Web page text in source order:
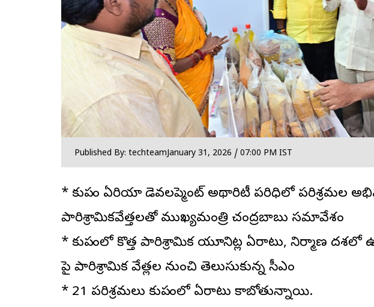
Published By: techteamJanuary 31, 2026 / 07:00 PM IST
* కుప్పం ఏరియా డెవలప్మెంట్ అథారిటీ పరిధిలో పరిశ్రమల
పారిశ్రామికవేత్తలతో ముఖ్యమంత్రి చంద్రబాబు సమావేశం
* కుప్పంలో కొత్త పారిశ్రామిక యూనిట్ల ఏర్పాటు, నిర్మాణ దశలో
పై పారిశ్రామిక వేత్లల నుంచి తెలుసుకున్న సీఎం
* 21 పరిశ్రమలు కుప్పంలో ఏర్పాటు కాబోతున్నాయి.